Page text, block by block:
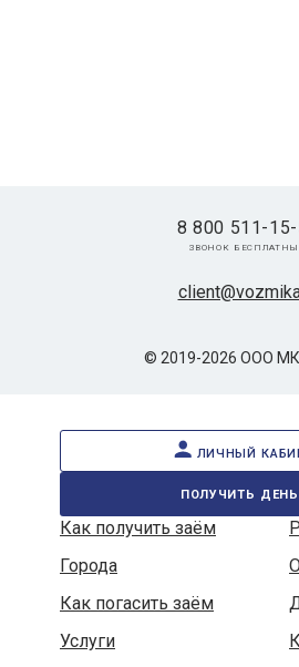
© 2019-2026 ООО
8 800 511-
звонок
личный
получить
Как получить заём
Города
Как погасить заём
Услуги